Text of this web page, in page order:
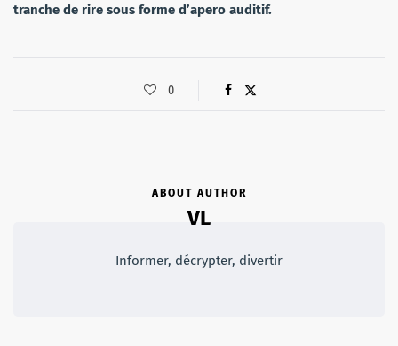
tranche de rire sous forme d’apero auditif.
0
ABOUT AUTHOR
VL
Informer, décrypter, divertir